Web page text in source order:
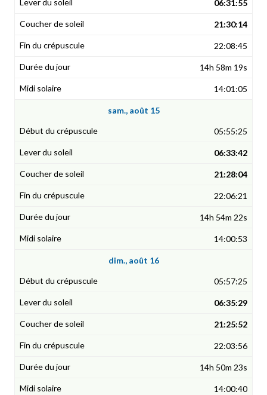
06:31:55
21:30:14
22:08:45
14h 58m 19s
14:01:05
sam., août 15
05:55:25
06:33:42
21:28:04
22:06:21
14h 54m 22s
14:00:53
dim., août 16
05:57:25
06:35:29
21:25:52
22:03:56
14h 50m 23s
14:00:40